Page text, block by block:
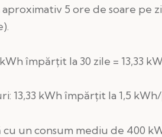
aproximativ 5 ore de soare pe
împărțit la 30 zile = 13,33
13,33 kWh împărțit la 1,5
cu un consum mediu de 400